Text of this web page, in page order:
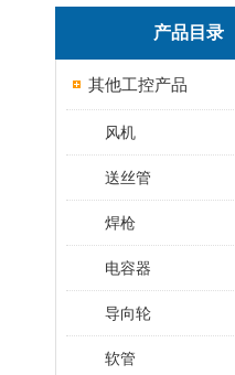
产品目录
其他工控产品
风机
送丝管
焊枪
电容器
导向轮
软管